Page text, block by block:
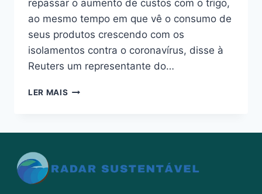
repassar o aumento de custos com o trigo,
ao mesmo tempo em que vê o consumo de
seus produtos crescendo com os
isolamentos contra o coronavírus, disse à
Reuters um representante do…
LER MAIS